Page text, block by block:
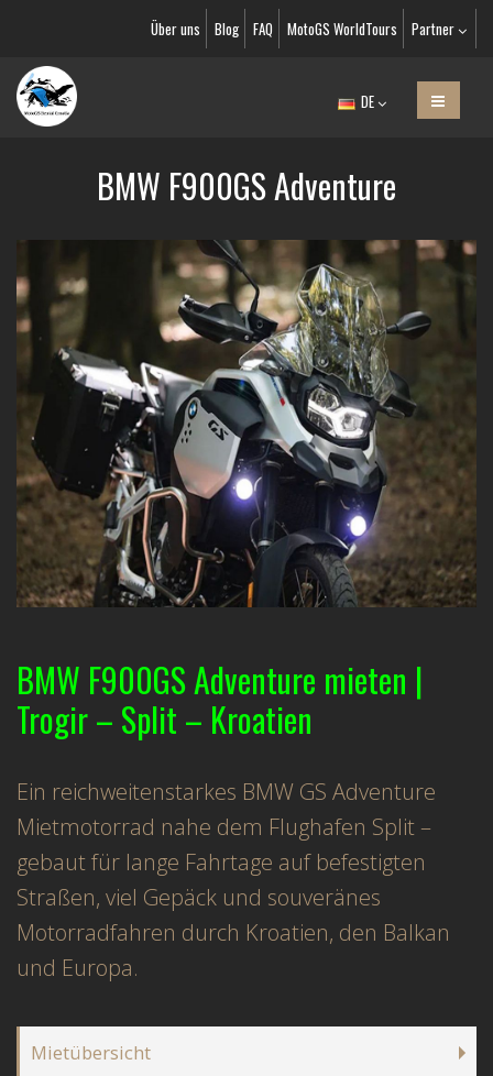
Über uns Blog FAQ MotoGS WorldTours Partner
DE
BMW F900GS Adventure
BMW F900GS Adventure mieten |
Trogir – Split – Kroatien
Ein reichweitenstarkes BMW GS Adventure
Mietmotorrad nahe dem Flughafen Split –
gebaut für lange Fahrtage auf befestigten
Straßen, viel Gepäck und souveränes
Motorradfahren durch Kroatien, den Balkan
und Europa.
Mietübersicht